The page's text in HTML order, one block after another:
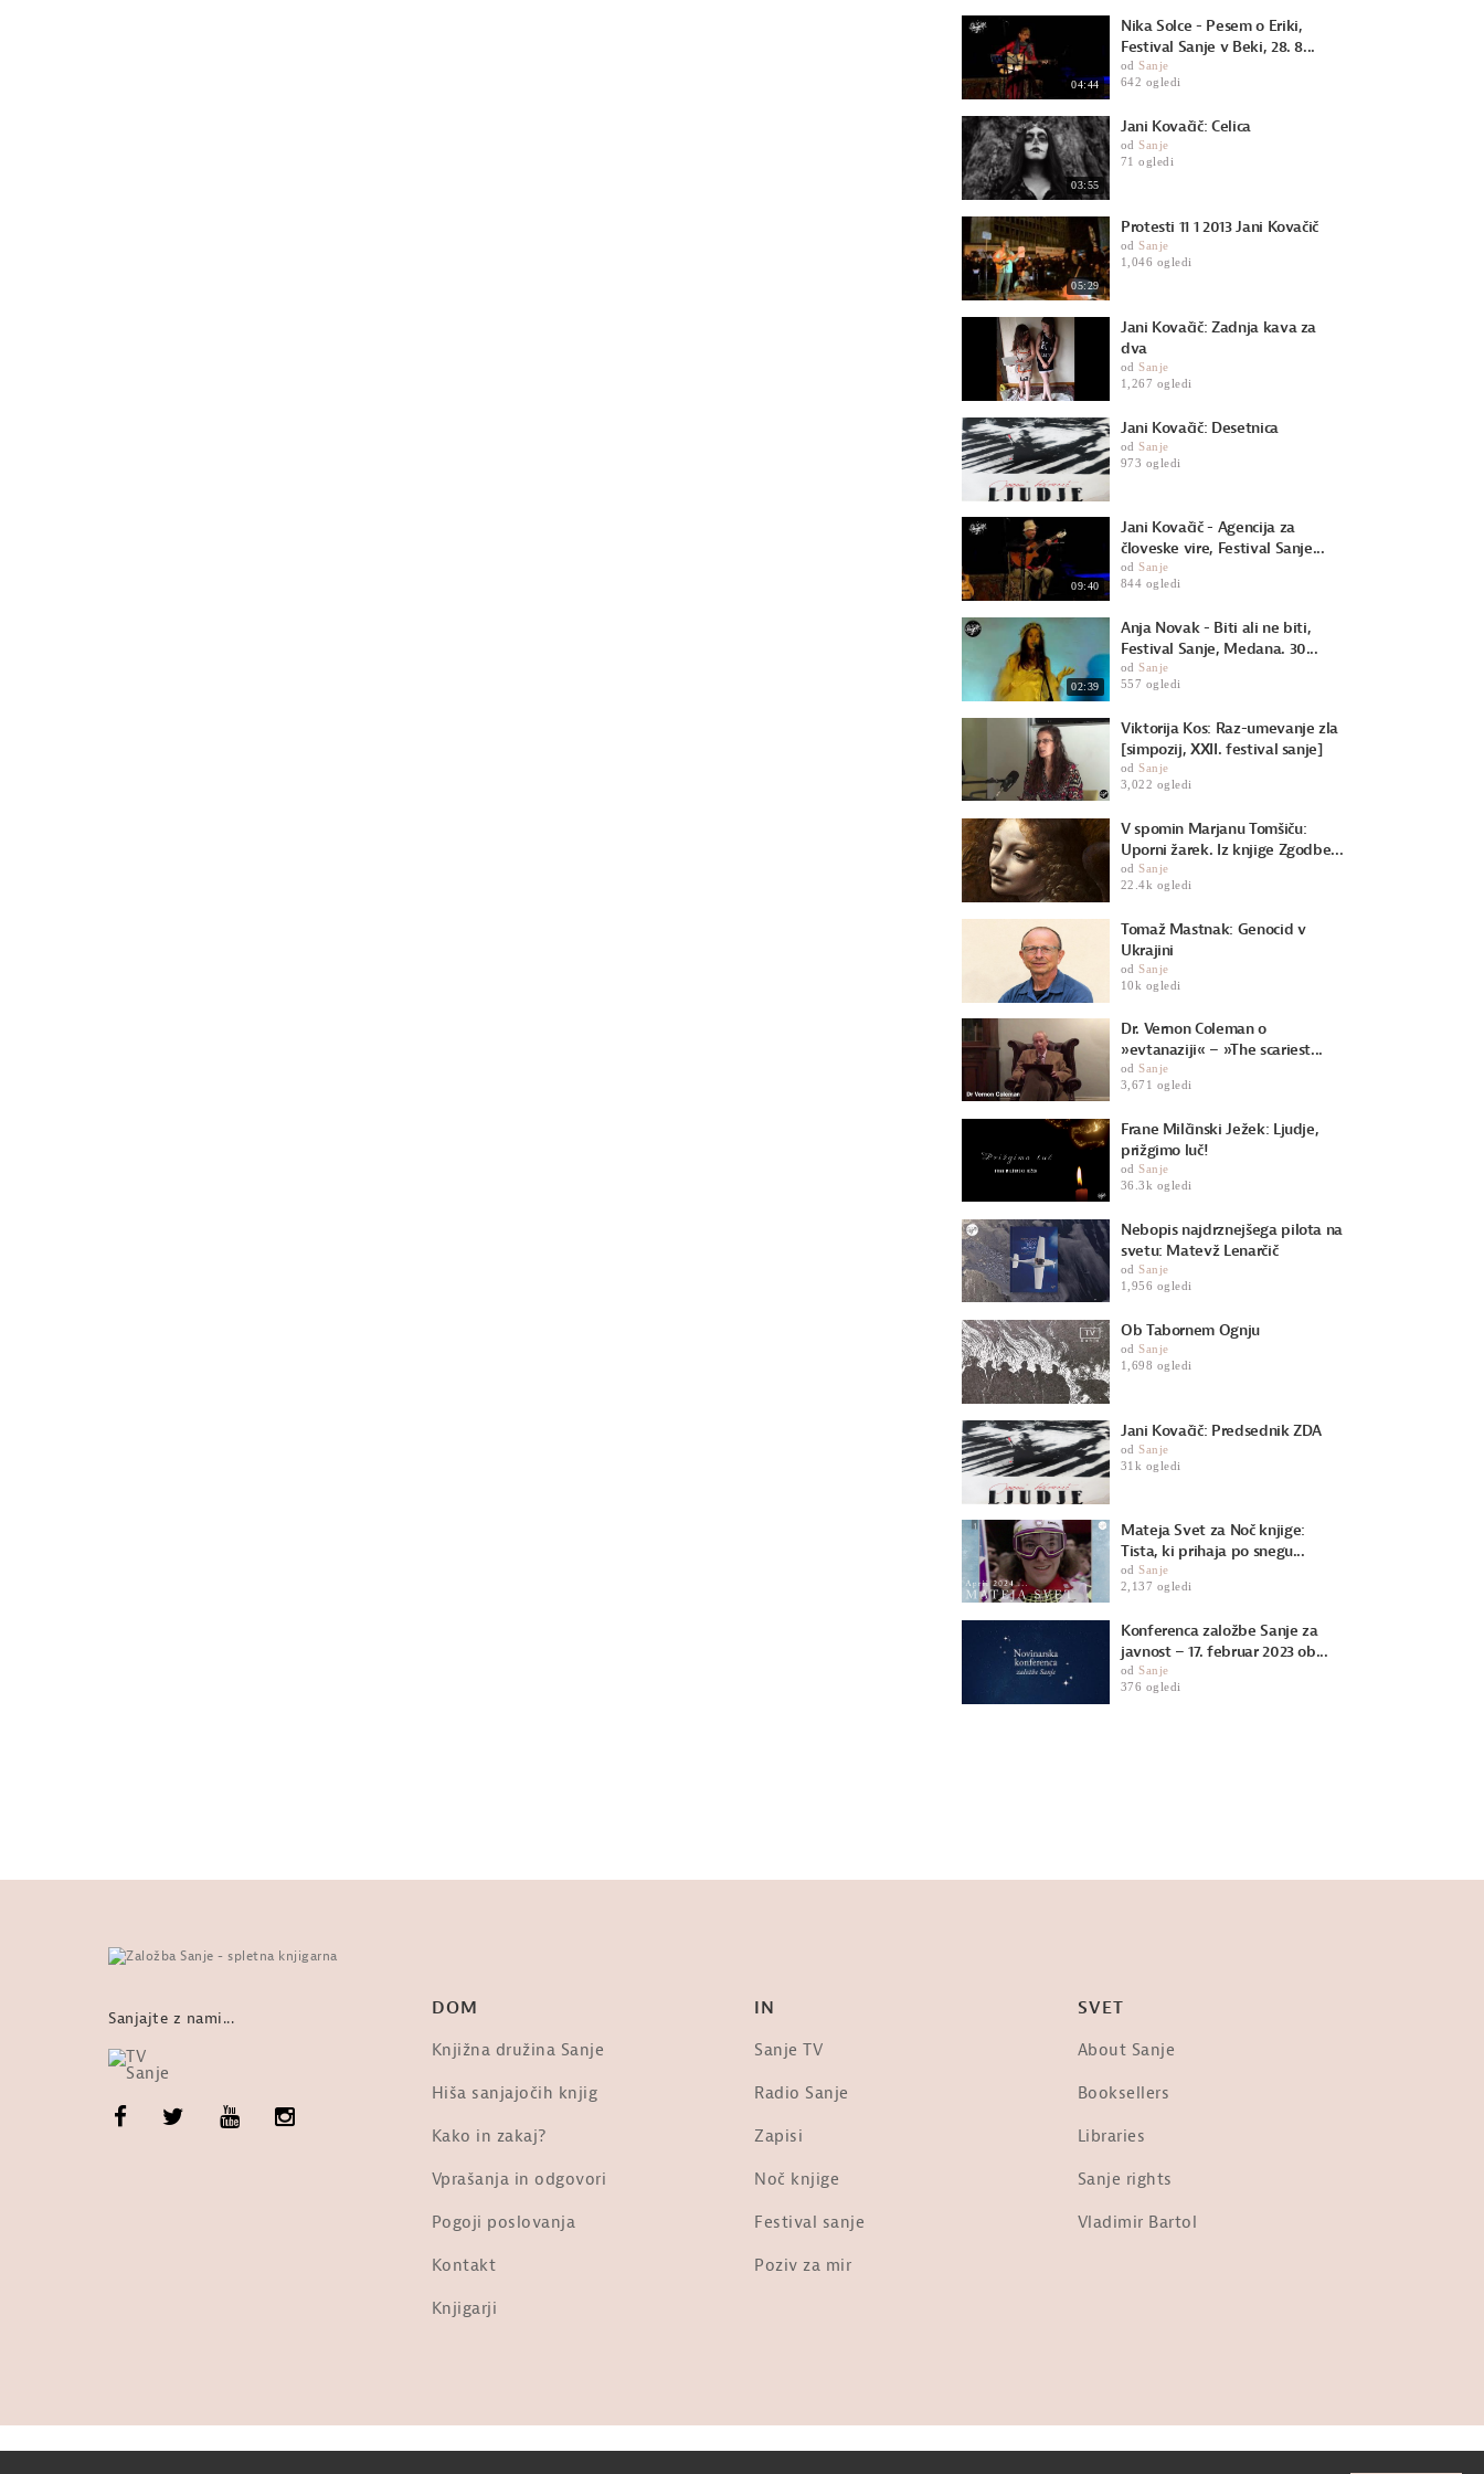
04:44
Nika Solce - Pesem o Eriki,
Festival Sanje v Beki, 28. 8...
odSanje
642 ogledi
03:55
Jani Kovačič: Celica
odSanje
71 ogledi
05:29
Protesti 11 1 2013 Jani Kovačič
odSanje
1,046 ogledi
Jani Kovačič: Zadnja kava za
dva
odSanje
1,267 ogledi
Jani Kovačič: Desetnica
odSanje
973 ogledi
09:40
Jani Kovačič - Agencija za
človeske vire, Festival Sanje...
odSanje
844 ogledi
02:39
Anja Novak - Biti ali ne biti,
Festival Sanje, Medana. 30...
odSanje
557 ogledi
Viktorija Kos: Raz-umevanje zla
[simpozij, XXII. festival sanje]
odSanje
3,022 ogledi
V spomin Marjanu Tomšiču:
Uporni žarek. Iz knjige Zgodbe...
odSanje
22.4k ogledi
Tomaž Mastnak: Genocid v
Ukrajini
odSanje
10k ogledi
Dr. Vernon Coleman o
»evtanaziji« – »The scariest...
odSanje
3,671 ogledi
Frane Milčinski Ježek: Ljudje,
prižgimo luč!
odSanje
36.3k ogledi
Nebopis najdrznejšega pilota na
svetu: Matevž Lenarčič
odSanje
1,956 ogledi
Ob Tabornem Ognju
odSanje
1,698 ogledi
Jani Kovačič: Predsednik ZDA
odSanje
31k ogledi
Mateja Svet za Noč knjige:
Tista, ki prihaja po snegu...
odSanje
2,137 ogledi
Konferenca založbe Sanje za
javnost – 17. februar 2023 ob...
odSanje
376 ogledi
Sanjajte z nami... DOM
Knjižna družina Sanje
Hiša sanjajočih knjig
Kako in zakaj?
Vprašanja in odgovori
Pogoji poslovanja
Kontakt
Knjigarji
IN
Sanje TV
Radio Sanje
Zapisi
Noč knjige
Festival sanje
Poziv za mir
SVET
About Sanje
Booksellers
Libraries
Sanje rights
Vladimir Bartol